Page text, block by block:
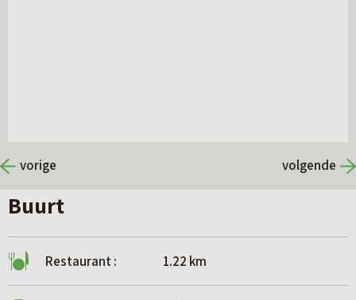
vorige volgende
Buurt
Restaurant : 1.22 km